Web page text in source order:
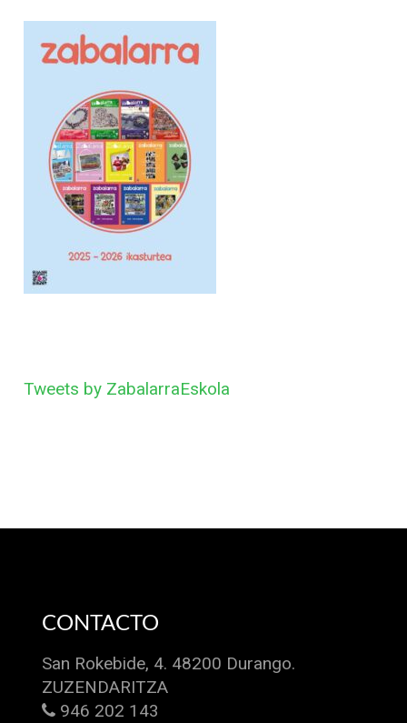
Tweets by ZabalarraEskola
CONTACTO
San Rokebide, 4. 48200 Durango.
ZUZENDARITZA
946 202 143